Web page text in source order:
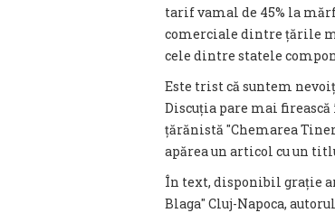
tarif vamal de 45% la
comerciale dintre țările
cele dintre statele
Este trist că suntem
Discuția pare mai
țărănistă ″Chemarea
apărea un articol cu un
În text, disponibil grație
Blaga″ Cluj-Napoca,